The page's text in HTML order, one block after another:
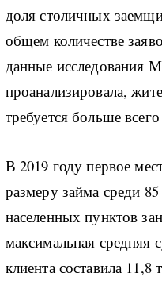
доля столичных
общем количестве
данные исследования
проанализировала,
требуется больше
В 2019 году первое
размеру займа среди
населенных пунктов
максимальная средняя
клиента составила